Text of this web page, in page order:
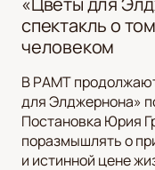
спектакль о
человеком
В РАМТ
для Элджернона»
Постановка Юрия
поразмышлять о
и истинной цене